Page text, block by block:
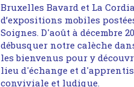
Bruxelles Bavard et La
d’expositions mobiles
Soignes. D'août à décembre
débusquer notre calèche
les bienvenus pour y
lieu d'échange et
conviviale et ludique.